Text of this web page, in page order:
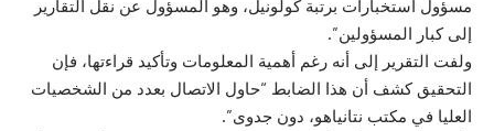
مسؤول استخبارات برتبة كولونيل، وهو المسؤول عن نقل التقارير
إلى كبار المسؤولين”.
ولفت التقرير إلى أنه رغم أهمية المعلومات وتأكيد قراءتها، فإن
التحقيق كشف أن هذا الضابط “حاول الاتصال بعدد من الشخصيات
العليا في مكتب نتانياهو، دون جدوى”.